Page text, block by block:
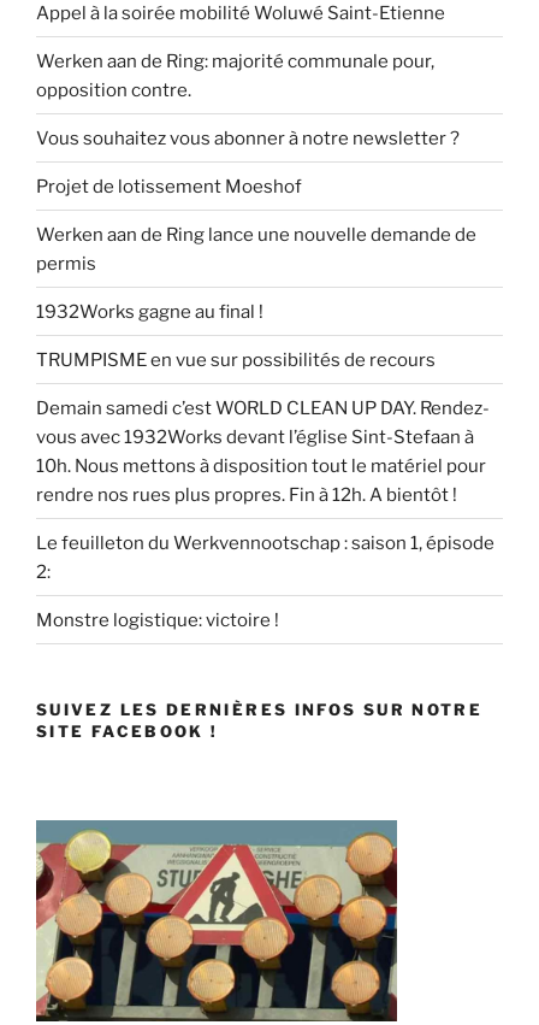
Appel à la soirée mobilité Woluwé Saint-Etienne
Werken aan de Ring: majorité communale pour,
opposition contre.
Vous souhaitez vous abonner à notre newsletter ?
Projet de lotissement Moeshof
Werken aan de Ring lance une nouvelle demande de
permis
1932Works gagne au final !
TRUMPISME en vue sur possibilités de recours
Demain samedi c’est WORLD CLEAN UP DAY. Rendez-
vous avec 1932Works devant l’église Sint-Stefaan à
10h. Nous mettons à disposition tout le matériel pour
rendre nos rues plus propres. Fin à 12h. A bientôt !
Le feuilleton du Werkvennootschap : saison 1, épisode
2:
Monstre logistique: victoire !
SUIVEZ LES DERNIÈRES INFOS SUR NOTRE
SITE FACEBOOK !